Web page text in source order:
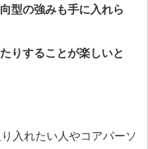
型の強みも手に入れら
りすることが楽しいと
入れたい人やコアパーソ